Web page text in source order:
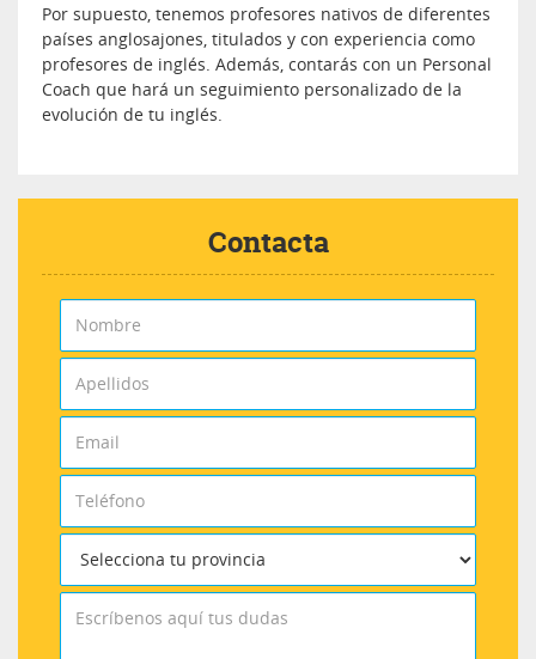
Por supuesto, tenemos profesores nativos de diferentes
países anglosajones, titulados y con experiencia como
profesores de inglés. Además, contarás con un Personal
Coach que hará un seguimiento personalizado de la
evolución de tu inglés.
Contacta